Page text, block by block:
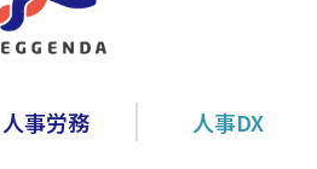
人事労務 人事DX